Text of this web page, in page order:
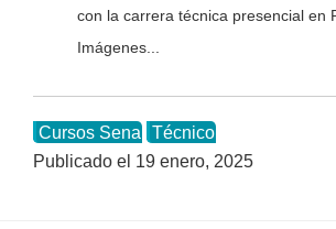
con la carrera técnica presencial en
Imágenes...
Cursos Sena
Técnico
Publicado el 19 enero, 2025